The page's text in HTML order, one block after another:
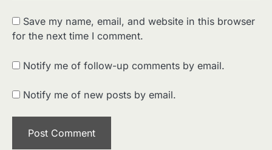
Save my name, email, and website in this browser
for the next time I comment.
Notify me of follow-up comments by email.
Notify me of new posts by email.
2
Sonaley Jain
3
The Last Command (1928) Review
Sonaley Jain